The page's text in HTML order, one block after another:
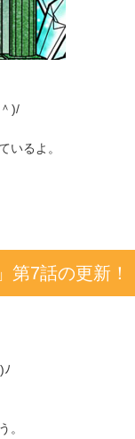
)/
いるよ。
第7話の更新！
ﾉ
。